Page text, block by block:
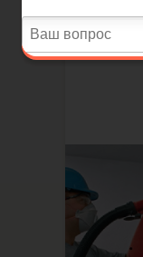
Куда